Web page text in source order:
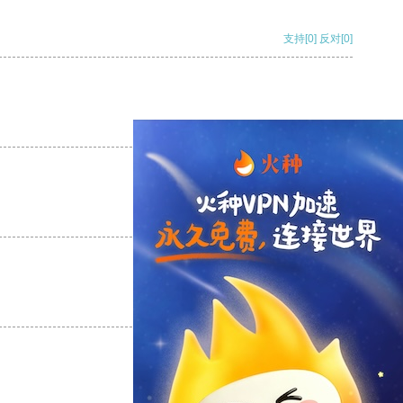
支持[0] 反对[0]
支持 [0] 反对 [0]
支持